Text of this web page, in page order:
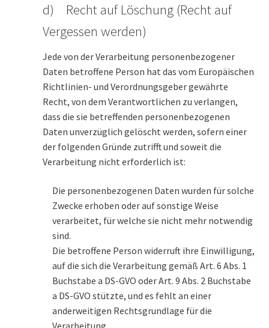
d) Recht auf Löschung (Recht auf
Vergessen werden)
Jede von der Verarbeitung personenbezogener
Daten betroffene Person hat das vom Europäischen
Richtlinien- und Verordnungsgeber gewährte
Recht, von dem Verantwortlichen zu verlangen,
dass die sie betreffenden personenbezogenen
Daten unverzüglich gelöscht werden, sofern einer
der folgenden Gründe zutrifft und soweit die
Verarbeitung nicht erforderlich ist:
Die personenbezogenen Daten wurden für solche
Zwecke erhoben oder auf sonstige Weise
verarbeitet, für welche sie nicht mehr notwendig
sind.
Die betroffene Person widerruft ihre Einwilligung,
auf die sich die Verarbeitung gemäß Art. 6 Abs. 1
Buchstabe a DS-GVO oder Art. 9 Abs. 2 Buchstabe
a DS-GVO stützte, und es fehlt an einer
anderweitigen Rechtsgrundlage für die
Verarbeitung.